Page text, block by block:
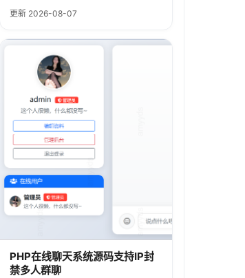
更新 2026-08-07
PHP在线聊天系统源码支持IP封
禁多人群聊